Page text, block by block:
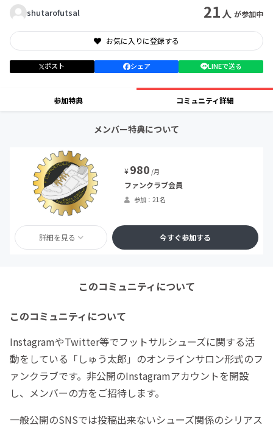
shutarofutsal 21人 が参加中
お気に入りに登録する
ポスト シェア LINEで送る
参加特典 コミュニティ詳細
メンバー特典について
¥980 /月
ファンクラブ会員
参加：21名
詳細を見る 今すぐ参加する
このコミュニティについて
このコミュニティについて
InstagramやTwitter等でフットサルシューズに関する活
動をしている「しゅう太郎」のオンラインサロン形式のフ
ァンクラブです。非公開のInstagramアカウントを開設
し、メンバーの方をご招待します。
一般公開のSNSでは投稿出来ないシューズ関係のシリアス